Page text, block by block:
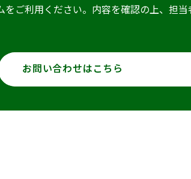
をご利用ください。内容を確認の上、担
お問い合わせはこちら